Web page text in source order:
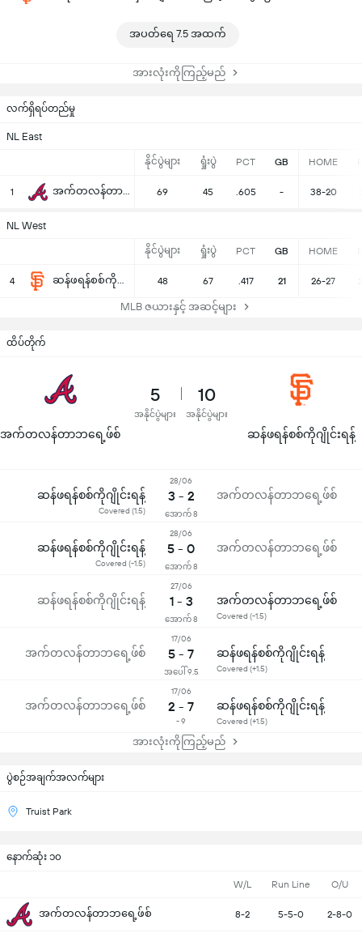
အပတ်ရေ 7.5 အထက်
အားလုံးကိုကြည့်မည်
လက်ရှိရပ်တည်မှု
NL East
နိုင်ပွဲများ ရှုံးပွဲ PCT GB HOME
1 အက်တလန်တာဘရေ့ဖ်စ် 69 45 .605 - 38-20
NL West
နိုင်ပွဲများ ရှုံးပွဲ PCT GB HOME
4 ဆန်ဖရန်စစ်ကိုဂျိုင်းရန့် 48 67 .417 21 26-27
MLB ဇယားနှင့် အဆင့်များ
ပွဲစဉ်အချက်အလက်များ
Truist Park
နောက်ဆုံး ၁၀
W/L Run Line O/U
အက်တလန်တာဘရေ့ဖ်စ် 8-2 5-5-0 2-8-0
ထိပ်တိုက်
အက်တလန်တာဘရေ့ဖ်စ်
5
အနိုင်ပွဲများ
10
အနိုင်ပွဲများ
ဆန်ဖရန်စစ်ကိုဂျိုင်းရန့်
ဆန်ဖရန်စစ်ကိုဂျိုင်းရန့်
Covered (1.5)
28/06
3 - 2 အက်တလန်တာဘရေ့ဖ်စ်
အောက် 8
ဆန်ဖရန်စစ်ကိုဂျိုင်းရန့်
Covered (-1.5)
28/06
5 - 0 အက်တလန်တာဘရေ့ဖ်စ်
အောက် 8
ဆန်ဖရန်စစ်ကိုဂျိုင်းရန့်
27/06
1 - 3 အက်တလန်တာဘရေ့ဖ်စ်
Covered (-1.5)
အောက် 8
အက်တလန်တာဘရေ့ဖ်စ်
17/06
5 - 7 ဆန်ဖရန်စစ်ကိုဂျိုင်းရန့်
Covered (+1.5)
အပေါ် 9.5
အက်တလန်တာဘရေ့ဖ်စ်
17/06
2 - 7 ဆန်ဖရန်စစ်ကိုဂျိုင်းရန့်
Covered (+1.5)
- 9
အားလုံးကိုကြည့်မည်